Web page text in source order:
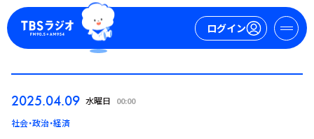
ログイン
2025.04.09 水曜日 00:00
社会・政治・経済